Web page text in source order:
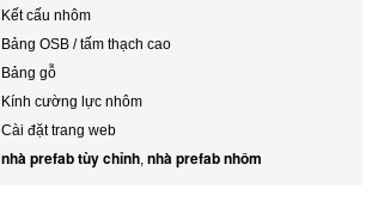
Kết cấu nhôm
Bảng OSB / tấm thạch cao
Bảng gỗ
Kính cường lực nhôm
Cài đặt trang web
nhà prefab tùy chỉnh, nhà prefab nhôm